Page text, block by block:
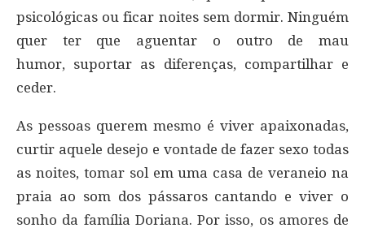
psicológicas ou ficar noites sem dormir. Ninguém
quer ter que aguentar o outro de mau
humor, suportar as diferenças, compartilhar e
ceder.
As pessoas querem mesmo é viver apaixonadas,
curtir aquele desejo e vontade de fazer sexo todas
as noites, tomar sol em uma casa de veraneio na
praia ao som dos pássaros cantando e viver o
sonho da família Doriana. Por isso, os amores de